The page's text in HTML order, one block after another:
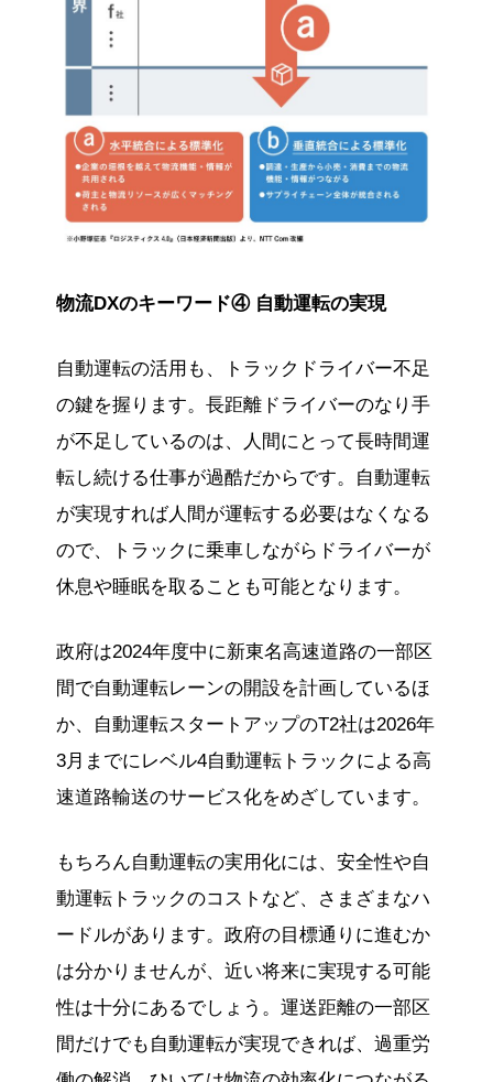
物流DXのキーワード④ 自動運転の実現
自動運転の活用も、トラックドライバー不足
の鍵を握ります。長距離ドライバーのなり手
が不足しているのは、人間にとって長時間運
転し続ける仕事が過酷だからです。自動運転
が実現すれば人間が運転する必要はなくなる
ので、トラックに乗車しながらドライバーが
休息や睡眠を取ることも可能となります。
政府は2024年度中に新東名高速道路の一部区
間で自動運転レーンの開設を計画しているほ
か、自動運転スタートアップのT2社は2026年
3月までにレベル4自動運転トラックによる高
速道路輸送のサービス化をめざしています。
もちろん自動運転の実用化には、安全性や自
動運転トラックのコストなど、さまざまなハ
ードルがあります。政府の目標通りに進むか
は分かりませんが、近い将来に実現する可能
性は十分にあるでしょう。運送距離の一部区
間だけでも自動運転が実現できれば、過重労